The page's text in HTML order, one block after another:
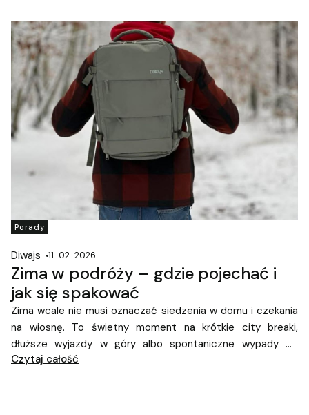
wskazówki, co warto zabrać ze sobą na pokład samolotu z
niemowlakiem – i jak to wygodnie spakować doplecaka
kabinowego.
Porady
Diwajs 11-02-2026
Zima w podróży – gdzie pojechać i
jak się spakować
Zima wcale nie musi oznaczać siedzenia w domu i czekania
na wiosnę. To świetny moment na krótkie city breaki,
dłuższe wyjazdy w góry albo spontaniczne wypady do
europejskich miast. Mniej turystów, inny klimat i często
Czytaj całość